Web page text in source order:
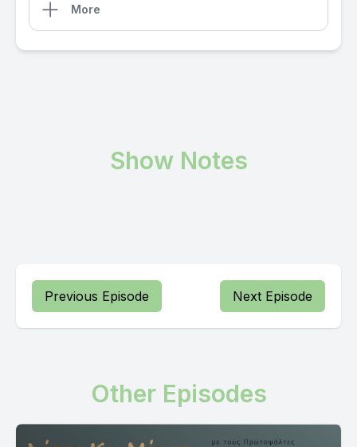
More
Show Notes
Previous Episode Next Episode
Other Episodes